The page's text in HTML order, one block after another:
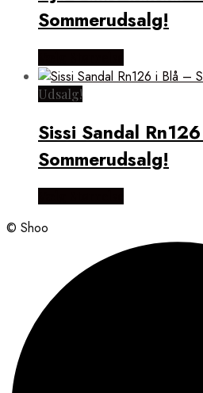
Sommerudsalg!
Udsalg!
Sissi Sandal
Sommerudsalg!
© Shoo